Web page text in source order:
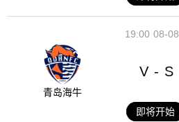
08-08
19:00
青岛海牛
V - S
即将开始